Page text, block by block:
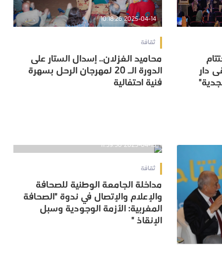
دار
دار
2025-04-14 10:18:26
ثقافة
محاميد الغزلان.. إسدال الستار على
الدورة الـ 20 لمهرجان الرحل بسهرة
فنية احتفالية
محاميد الغزلان.. إسدال الستار على
الدورة الـ 20 لمهرجان الرحل بسهرة
فنية احتفالية
2025-04-13 11:59:50
ثقافة
مداخلة الجامعة الوطنية للصحافة
والإعلام والإتصال في ندوة "الصحافة
المغربية: الأزمة الوجودية وسبل
الإنقاذ "
مداخلة الجامعة الوطنية للصحافة
والإعلام والإتصال في ندوة "الصحافة
المغربية: الأزمة الوجودية وسبل
الإنقاذ "